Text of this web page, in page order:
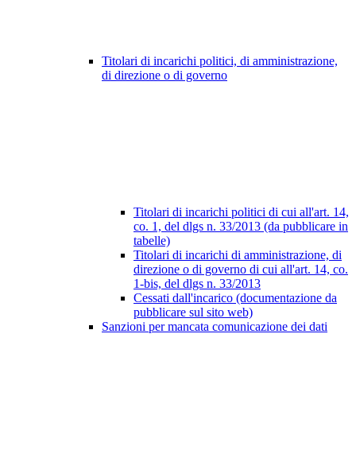
Titolari di incarichi politici, di amministrazione,
di direzione o di governo
Titolari di incarichi politici di cui all'art. 14,
co. 1, del dlgs n. 33/2013 (da pubblicare in
tabelle)
Titolari di incarichi di amministrazione, di
direzione o di governo di cui all'art. 14, co.
1-bis, del dlgs n. 33/2013
Cessati dall'incarico (documentazione da
pubblicare sul sito web)
Sanzioni per mancata comunicazione dei dati